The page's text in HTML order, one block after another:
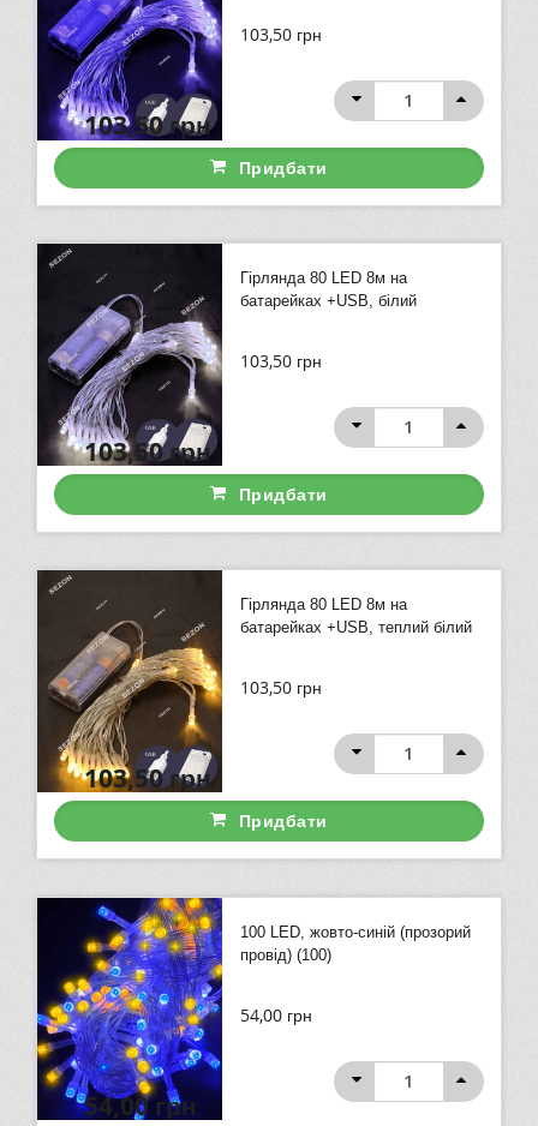
103,50 грн
103,50грн
Придбати
Гірлянда 80 LED 8м на
батарейках +USB, білий
103,50 грн
103,50грн
Придбати
Гірлянда 80 LED 8м на
батарейках +USB, теплий білий
103,50 грн
103,50грн
Придбати
100 LED, жовто-синій (прозорий
провід) (100)
54,00 грн
54,00грн